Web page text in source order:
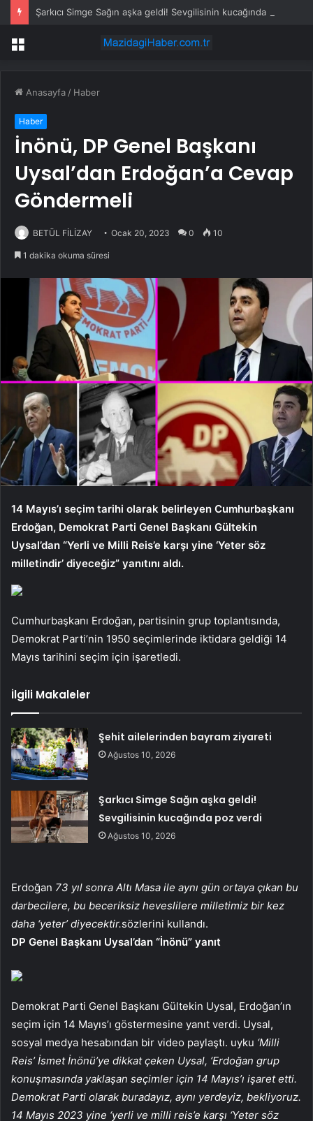
Menü
Anasayfa / Haber
Haber
İnönü, DP Genel Başkanı
Uysal’dan Erdoğan’a Cevap
Göndermeli
BETÜL FİLİZAY Ocak 20, 2023 0 10
1 dakika okuma süresi
14 Mayıs’ı seçim tarihi olarak belirleyen Cumhurbaşkanı
Erdoğan, Demokrat Parti Genel Başkanı Gültekin
Uysal’dan “Yerli ve Milli Reis’e karşı yine ‘Yeter söz
milletindir’ diyeceğiz” yanıtını aldı.
Cumhurbaşkanı Erdoğan, partisinin grup toplantısında,
Demokrat Parti’nin 1950 seçimlerinde iktidara geldiği 14
Mayıs tarihini seçim için işaretledi.
İlgili Makaleler
Şehit ailelerinden bayram ziyareti
Ağustos 10, 2026
Şarkıcı Simge Sağın aşka geldi!
Sevgilisinin kucağında poz verdi
Ağustos 10, 2026
Erdoğan 73 yıl sonra Altı Masa ile aynı gün ortaya çıkan bu
darbecilere, bu beceriksiz heveslilere milletimiz bir kez
daha ‘yeter’ diyecektir.sözlerini kullandı.
DP Genel Başkanı Uysal’dan “İnönü” yanıt
Demokrat Parti Genel Başkanı Gültekin Uysal, Erdoğan’ın
seçim için 14 Mayıs’ı göstermesine yanıt verdi. Uysal,
sosyal medya hesabından bir video paylaştı. uyku ‘Milli
Reis’ İsmet İnönü’ye dikkat çeken Uysal, ‘Erdoğan grup
konuşmasında yaklaşan seçimler için 14 Mayıs’ı işaret etti.
Demokrat Parti olarak buradayız, aynı yerdeyiz, bekliyoruz.
14 Mayıs 2023 yine ‘yerli ve milli reis’e karşı ‘Yeter söz